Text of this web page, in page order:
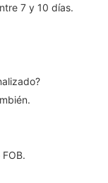
7 y 10 días.